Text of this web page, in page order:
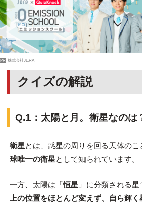
PR 株式会社JERA
クイズの解説
Q.1：太陽と月。衛星なのは
衛星とは、惑星の周りを回る天体の
球唯一の衛星として知られています。
一方、太陽は「恒星 」に分類される星
上の位置をほとんど変えず、自ら輝く